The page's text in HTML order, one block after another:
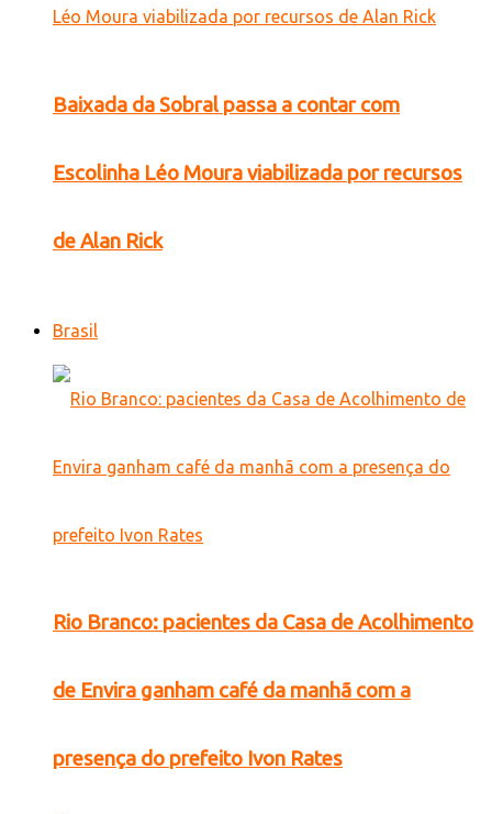
Baixada da Sobral passa a contar com
Escolinha Léo Moura viabilizada por recursos
de Alan Rick
Brasil
Rio Branco: pacientes da Casa de Acolhimento
de Envira ganham café da manhã com a
presença do prefeito Ivon Rates